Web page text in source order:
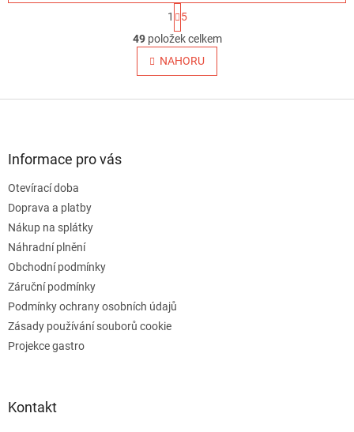
O
v
l
á
u
S
t
r
á
n
k
v
1
5
49položek celkem
NAHORU
Informace pro vás
Otevírací doba
Doprava a platby
Nákup na splátky
Náhradní plnění
Obchodní podmínky
Záruční podmínky
Podmínky ochrany osobních údajů
Zásady používání souborů cookie
Projekce gastro
Kontakt